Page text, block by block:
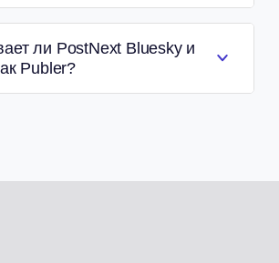
ли PostNext Bluesky и
Publer?